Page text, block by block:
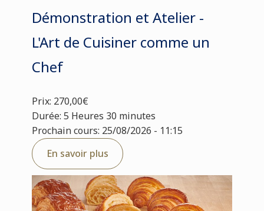
Démonstration et Atelier -
L'Art de Cuisiner comme un
Chef
Prix: 270,00€
Durée: 5 Heures 30 minutes
Prochain cours: 25/08/2026 - 11:15
En savoir plus